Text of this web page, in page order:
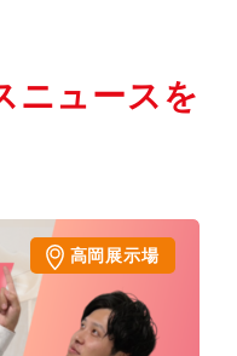
ニュースを
高岡展示場